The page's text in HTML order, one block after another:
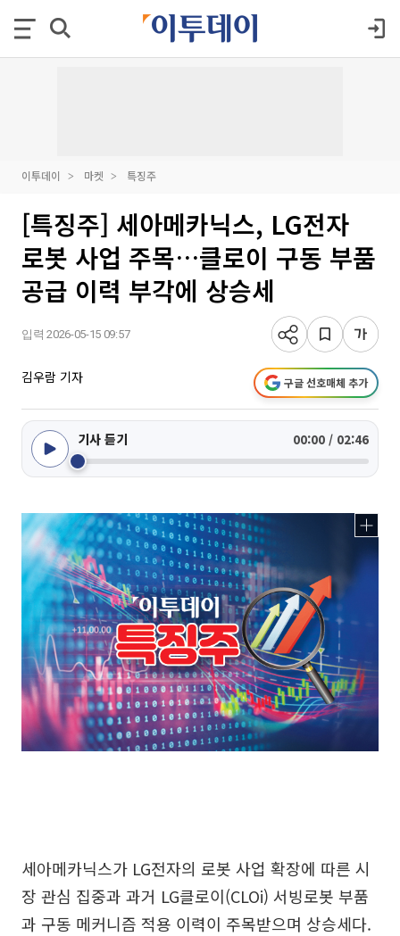
이투데이 마켓 특징주
[특징주] 세아메카닉스, LG전자
로봇 사업 주목…클로이 구동 부품
공급 이력 부각에 상승세
입력 2026-05-15 09:57
김우람 기자 구글 선호매체 추가
기사 듣기 00:00 / 02:46
세아메카닉스가 LG전자의 로봇 사업 확장에 따른 시
장 관심 집중과 과거 LG클로이(CLOi) 서빙로봇 부품
과 구동 메커니즘 적용 이력이 주목받으며 상승세다.